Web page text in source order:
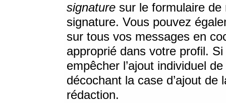
signature sur le formulaire de
signature. Vous pouvez
sur tous vos messages en
approprié dans votre profil.
empêcher l’ajout individuel
décochant la case d’ajout
rédaction.